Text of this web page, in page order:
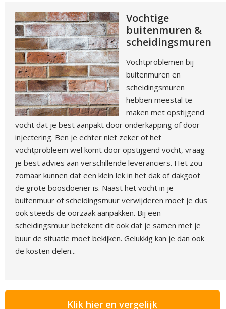
Vochtige
buitenmuren &
scheidingsmuren
Vochtproblemen bij
buitenmuren en
scheidingsmuren
hebben meestal te
maken met opstijgend
vocht dat je best aanpakt door onderkapping of door
injectering. Ben je echter niet zeker of het
vochtprobleem wel komt door opstijgend vocht, vraag
je best advies aan verschillende leveranciers. Het zou
zomaar kunnen dat een klein lek in het dak of dakgoot
de grote boosdoener is. Naast het vocht in je
buitenmuur of scheidingsmuur verwijderen moet je dus
ook steeds de oorzaak aanpakken. Bij een
scheidingsmuur betekent dit ook dat je samen met je
buur de situatie moet bekijken. Gelukkig kan je dan ook
de kosten delen...
Klik hier en vergelijk